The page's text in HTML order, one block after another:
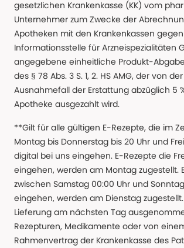
gesetzlichen Krankenkasse (KK) vom
Unternehmer zum Zwecke der
Apotheken mit den Krankenkassen
Informationsstelle für Arzneispezialitäten
angegebene einheitliche Produkt-
des § 78 Abs. 3 S. 1, 2. HS AMG, der von
Ausnahmefall der Erstattung abzüglich 5
Apotheke ausgezahlt wird.
**Gilt für alle gültigen E-Rezepte, die im
Montag bis Donnerstag bis 20 Uhr und
digital bei uns eingehen. E-Rezepte die
eingehen, werden am Montag zugestellt.
zwischen Samstag 00:00 Uhr und
eingehen, werden am Dienstag
Lieferung am nächsten Tag
Rezepturen, Medikamente oder von
Rahmenvertrag der Krankenkasse des